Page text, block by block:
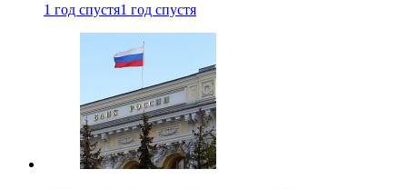
1 год спустя1 год спустя